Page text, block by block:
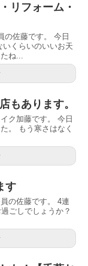
リフォーム・
の佐藤です。 今日
くらいのいいお天
ね...
もあります。
ク加藤です。 今日
。 もう寒さはなく
す
の佐藤です。 4連
ごしでしょうか？